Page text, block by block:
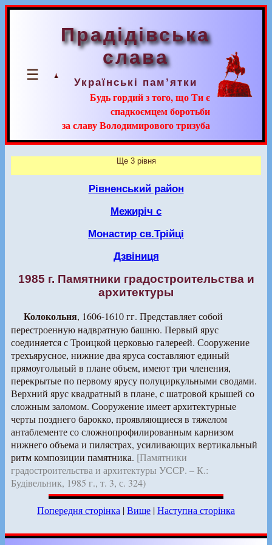
☰
Прадідівська
слава
Українські пам’ятки
Будь гордий з того, що Ти є
спадкоємцем боротьби
за славу Володимирового тризуба
Ще 3 рівня
Рівненський район
Межиріч с
Монастир св.Трійці
Дзвіниця
1985 г. Памятники градостроительства и
архитектуры
Колокольня, 1606-1610 гг. Представляет собой
перестроенную надвратную башню. Первый ярус
соединяется с Троицкой церковью галереей. Сооружение
трехъярусное, нижние два яруса составляют единый
прямоугольный в плане объем, имеют три членения,
перекрытые по первому ярусу полуциркульными сводами.
Верхний ярус квадратный в плане, с шатровой крышей со
сложным заломом. Сооружение имеет архитектурные
черты позднего барокко, проявляющиеся в тяжелом
антаблементе со сложнопрофилированным карнизом
нижнего объема и пилястрах, усиливающих вертикальный
ритм композиции памятника. [Памятники
градостроительства и архитектуры УССР. – К.:
Будівельник, 1985 г., т. 3, с. 324)
Попередня сторінка |Вище |Наступна сторінка